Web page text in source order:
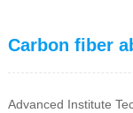
Carbon fiber
Advanced Institute